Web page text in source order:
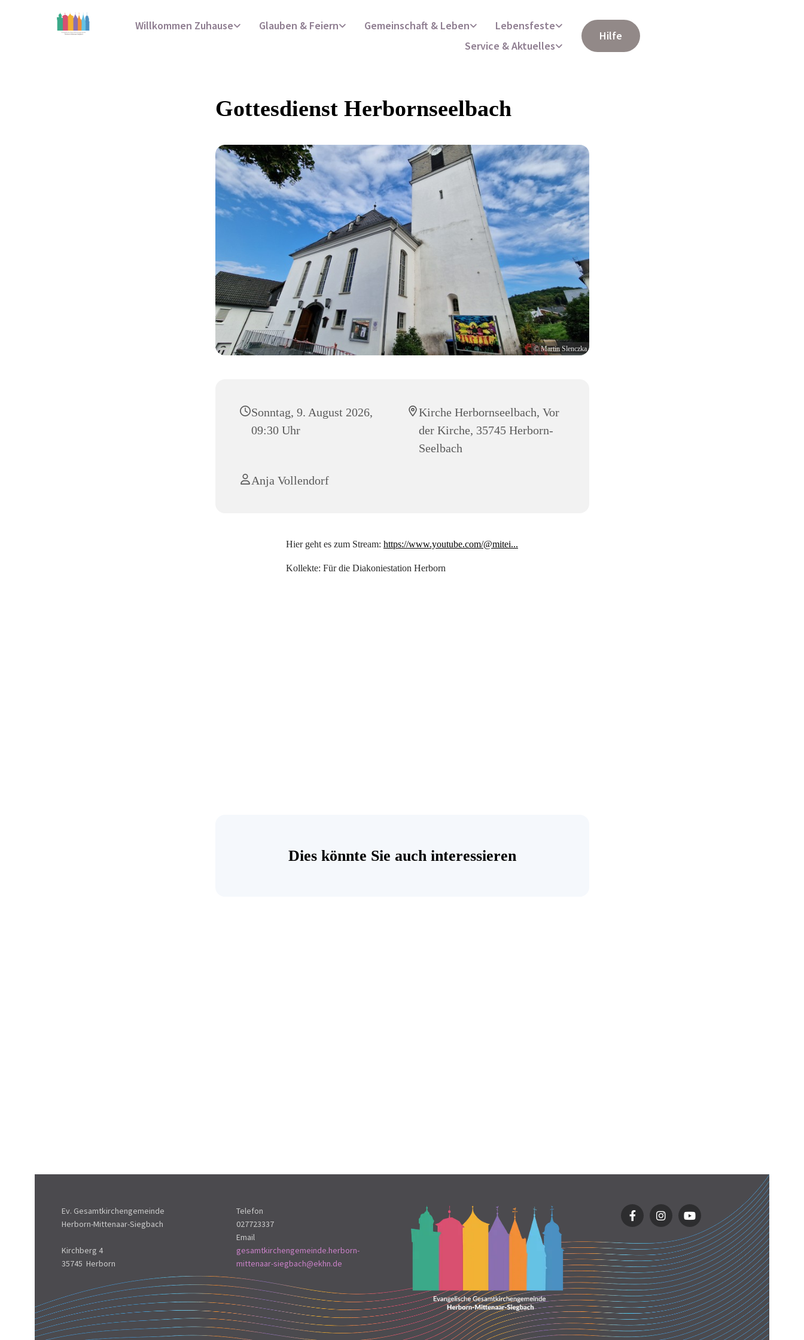
Willkommen Zuhause Glauben & Feiern Gemeinschaft & Leben
Lebensfeste
Service & Aktuelles
Hilfe
Gottesdienst Herbornseelbach
© Martin Slenczka
Sonntag, 9. August 2026,
09:30 Uhr
Kirche Herbornseelbach, Vor
der Kirche, 35745 Herborn-
Seelbach
Anja Vollendorf
Hier geht es zum Stream: https://www.youtube.com/@mitei...
Kollekte: Für die Diakoniestation Herborn
Dies könnte Sie auch interessieren
Ev. Gesamtkirchengemeinde
Herborn-Mittenaar-Siegbach
Kirchberg 4
35745 Herborn
Telefon
027723337
Email
gesamtkirchengemeinde.herborn-
mittenaar-siegbach@ekhn.de